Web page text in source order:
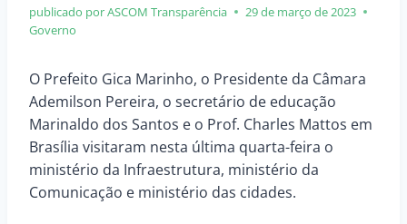
publicado por ASCOM Transparência
29 de março de 2023
Governo
O Prefeito Gica Marinho, o Presidente da Câmara
Ademilson Pereira, o secretário de educação
Marinaldo dos Santos e o Prof. Charles Mattos em
Brasília visitaram nesta última quarta-feira o
ministério da Infraestrutura, ministério da
Comunicação e ministério das cidades.